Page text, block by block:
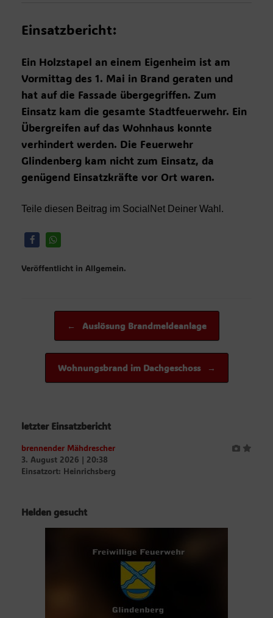
Einsatzbericht:
Ein Holzstapel an einem Eigenheim ist am
Vormittag des 1. Mai in Brand geraten und
hat auf die Fassade übergegriffen. Zum
Einsatz kam die gesamte Stadtfeuerwehr. Ein
Übergreifen auf das Wohnhaus konnte
verhindert werden. Die Feuerwehr
Glindenberg kam nicht zum Einsatz, da
genügend Einsatzkräfte vor Ort waren.
Teile diesen Beitrag im SocialNet Deiner Wahl.
Veröffentlicht in Allgemein.
← Auslösung Brandmeldeanlage
Wohnungsbrand im Dachgeschoss →
letzter Einsatzbericht
brennender Mähdrescher
3. August 2026 | 20:38
Einsatzort: Heinrichsberg
Helden gesucht